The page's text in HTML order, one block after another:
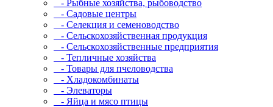
- Рыбные хозяйства, рыбоводство
- Садовые центры
- Селекция и семеноводство
- Сельскохозяйственная продукция
- Сельскохозяйственные предприятия
- Тепличные хозяйства
- Товары для пчеловодства
- Хладокомбинаты
- Элеваторы
- Яйца и мясо птицы